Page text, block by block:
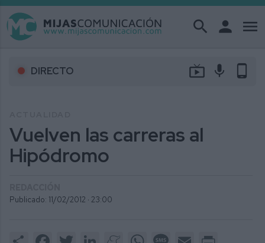
search person menu
DIRECTO live_tv mic phone_android
Vuelven las carreras al
Hipódromo
Publicado: 11/02/2012 · 23:00
Share FacebookTwitter LinkedInMeneameWhatsAppMessage
Email